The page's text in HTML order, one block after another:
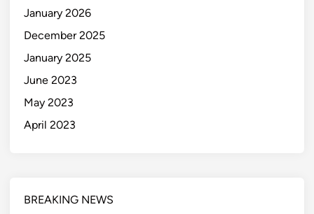
January 2026
December 2025
January 2025
June 2023
May 2023
April 2023
BREAKING NEWS